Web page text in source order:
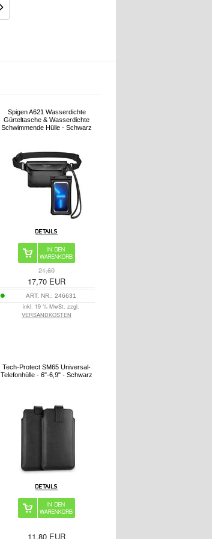
Spigen A621 Wasserdichte
Gürteltasche & Wasserdichte
Schwimmende Hülle - Schwarz
21,60
17,70 EUR
ART. NR.:246631
inkl. 19 % MwSt. zzgl.
VERSANDKOSTEN
Tech-Protect SM65 Universal-
Telefonhülle - 6"-6,9" - Schwarz
11,80 EUR